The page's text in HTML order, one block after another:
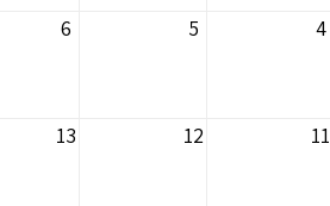
4
5
6
11
12
13